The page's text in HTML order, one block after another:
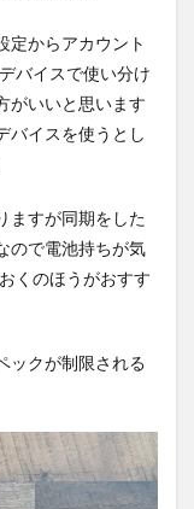
定からアカウント
バイスで使い分け
がいいと思います
バイスを使うとし
ますが同期をした
ので電池持ちが気
くのほうがおすす
ックが制限される